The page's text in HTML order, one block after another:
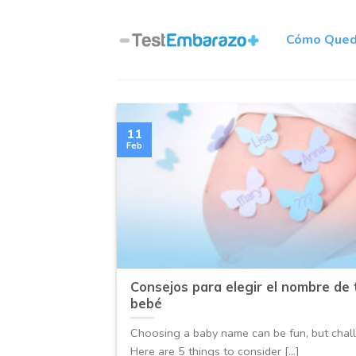
Cómo
Consejos para elegir el nombre de
bebé
Choosing a baby name can be fun, but
Here are 5 things to consider [...]
11
Feb